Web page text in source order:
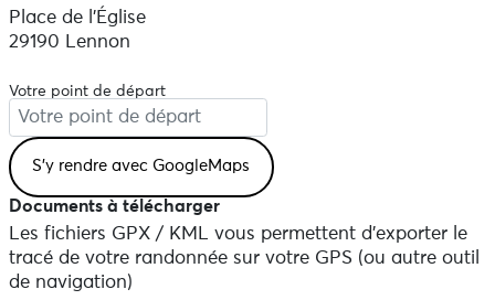
Place de l'Église
29190 Lennon
Votre point de départ
Documents à télécharger
Les fichiers GPX / KML vous permettent d'exporter le
tracé de votre randonnée sur votre GPS (ou autre outil
de navigation)